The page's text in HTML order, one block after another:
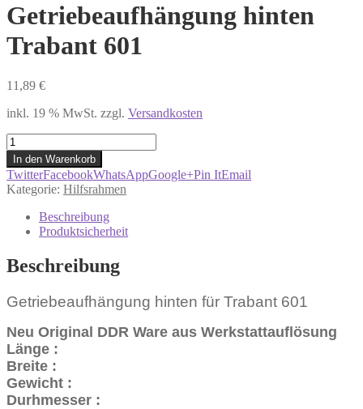
Getriebeaufhängung hinten
Trabant 601
11,89 €
inkl. 19 % MwSt. zzgl. Versandkosten
Getriebeaufhängung
hinten
Trabant
601
Menge
In den Warenkorb
TwitterFacebookWhatsAppGoogle+Pin ItEmail
Kategorie: Hilfsrahmen
Beschreibung
Produktsicherheit
Beschreibung
Getriebeaufhängung hinten für Trabant 601
Neu Original DDR Ware aus Werkstattauflösung
Länge :
Breite :
Gewicht :
Durhmesser :